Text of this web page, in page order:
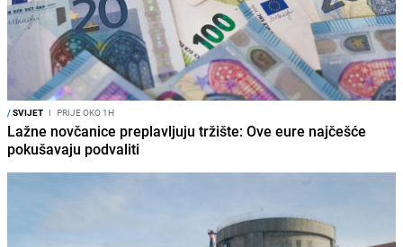
/SVIJET I PRIJE OKO 1H
Lažne novčanice preplavljuju tržište: Ove eure najčešće
pokušavaju podvaliti